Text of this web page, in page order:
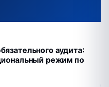
аудита:
режим по